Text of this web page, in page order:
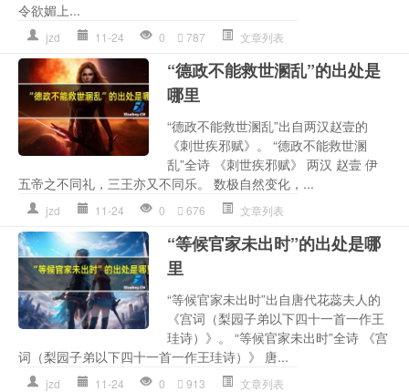
令欲媚上...
jzd 11-24 0 787 文章列表
“德政不能救世溷乱”的出处是
哪里
“德政不能救世溷乱”出自两汉赵壹的
《刺世疾邪赋》。 “德政不能救世溷
乱”全诗 《刺世疾邪赋》 两汉 赵壹 伊
五帝之不同礼，三王亦又不同乐。 数极自然变化，...
jzd 11-24 0 676 文章列表
“等候官家未出时”的出处是哪
里
“等候官家未出时”出自唐代花蕊夫人的
《宫词（梨园子弟以下四十一首一作王
珪诗）》。 “等候官家未出时”全诗 《宫
词（梨园子弟以下四十一首一作王珪诗）》 唐...
jzd 11-24 0 913 文章列表